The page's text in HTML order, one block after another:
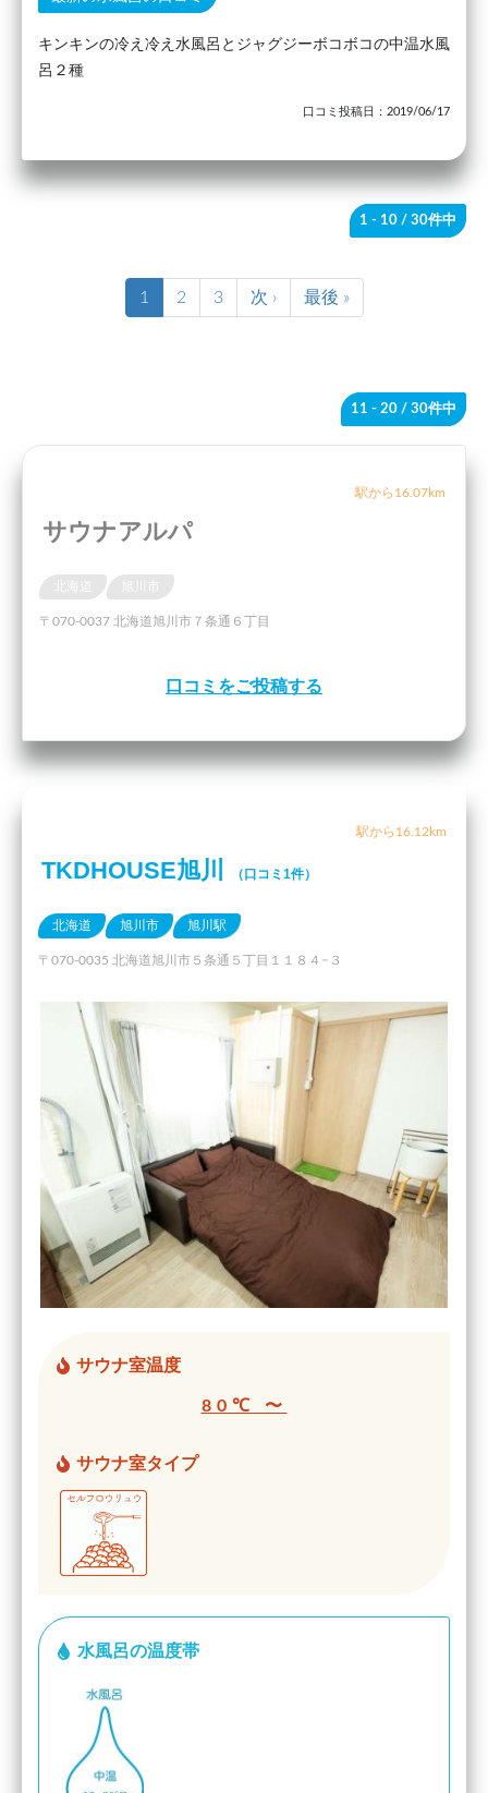
キンキンの冷え冷え水風呂とジャグジーボコボコの中温水風
呂２種
口コミ投稿日：2019/06/17
1 - 10 / 30件中
1 2 3 次 › 最後 »
11 - 20 / 30件中
駅から16.07km
サウナアルパ
〒070-0037 北海道旭川市７条通６丁目
口コミをご投稿する
駅から16.12km
TKDHOUSE旭川 （口コミ1件）
北海道 旭川市 旭川駅
〒070-0035 北海道旭川市５条通５丁目１１８４−３
サウナ室温度
80℃ 〜
サウナ室タイプ
水風呂の温度帯